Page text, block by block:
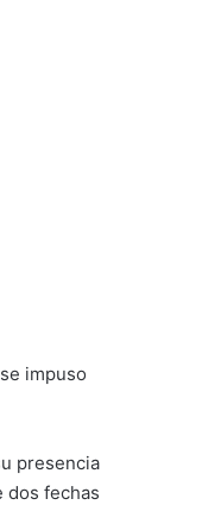
se impuso
presencia
dos fechas